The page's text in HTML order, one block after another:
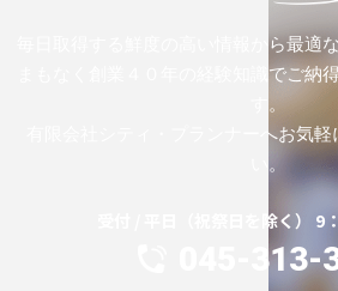
毎日取得する鮮度の高い情報から最適
まもなく創業４０年の経験知識でご納
す。
有限会社シティ・プランナーへお気
い。
受付 / 平日（祝祭日を除く） 9
045-313-